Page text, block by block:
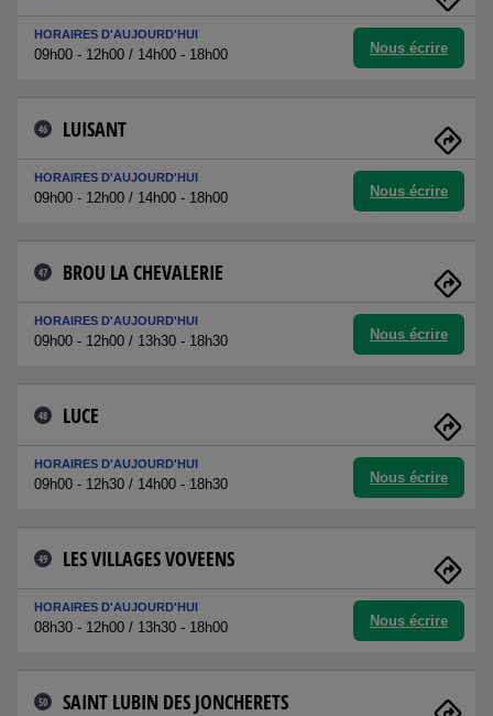
HORAIRES D'AUJOURD'HUI
09h00 - 12h00 / 14h00 - 18h00 Nous écrire
46 LUISANT
HORAIRES D'AUJOURD'HUI
09h00 - 12h00 / 14h00 - 18h00 Nous écrire
47 BROU LA CHEVALERIE
HORAIRES D'AUJOURD'HUI
09h00 - 12h00 / 13h30 - 18h30 Nous écrire
48 LUCE
HORAIRES D'AUJOURD'HUI
09h00 - 12h30 / 14h00 - 18h30 Nous écrire
49 LES VILLAGES VOVEENS
HORAIRES D'AUJOURD'HUI
08h30 - 12h00 / 13h30 - 18h00 Nous écrire
50 SAINT LUBIN DES JONCHERETS